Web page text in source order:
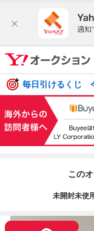
毎日引けるくじ
この
未開封未